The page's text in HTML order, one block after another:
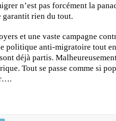
n’est pas forcément la
garantit rien du tout.
et une vaste campagne
politique anti-migratoire tout en
déjà partis.
Tout se passe comme si